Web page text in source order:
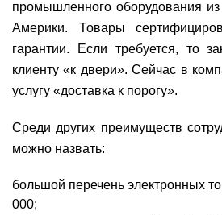
промышленного оборудования
Америки. Товары
гарантии. Если требуется, то
клиенту «к двери». Сейчас в
услугу «доставка к порогу».
Среди других преимуществ
можно назвать:
большой перечень электронных
000;